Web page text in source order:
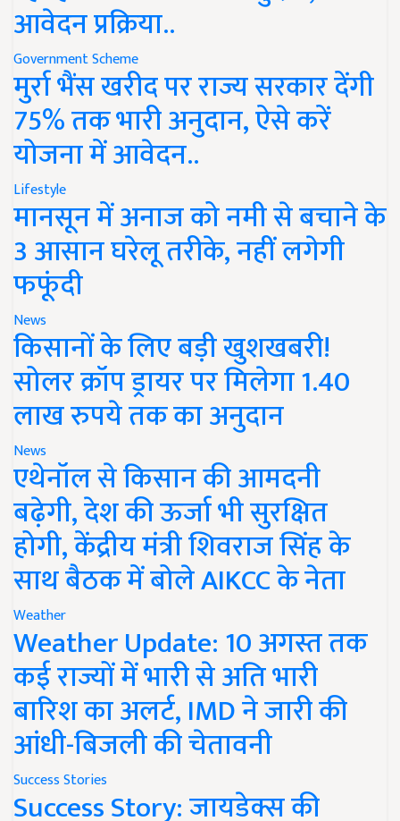
आवेदन प्रक्रिया..
Government Scheme
मुर्रा भैंस खरीद पर राज्य सरकार देंगी
75% तक भारी अनुदान, ऐसे करें
योजना में आवेदन..
Lifestyle
मानसून में अनाज को नमी से बचाने के
3 आसान घरेलू तरीके, नहीं लगेगी
फफूंदी
News
किसानों के लिए बड़ी खुशखबरी!
सोलर क्रॉप ड्रायर पर मिलेगा 1.40
लाख रुपये तक का अनुदान
News
एथेनॉल से किसान की आमदनी
बढ़ेगी, देश की ऊर्जा भी सुरक्षित
होगी, केंद्रीय मंत्री शिवराज सिंह के
साथ बैठक में बोले AIKCC के नेता
Weather
Weather Update: 10 अगस्त तक
कई राज्यों में भारी से अति भारी
बारिश का अलर्ट, IMD ने जारी की
आंधी-बिजली की चेतावनी
Success Stories
Success Story: जायडेक्स की